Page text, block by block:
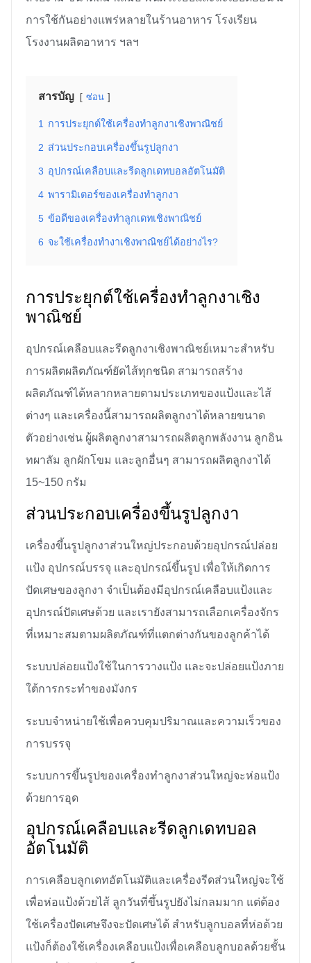
การใช้กันอย่างแพร่หลายในร้านอาหาร โรงเรียน
โรงงานผลิตอาหาร ฯลฯ
สารบัญ ซ่อน
1 การประยุกต์ใช้เครื่องทำลูกงาเชิงพาณิชย์
2 ส่วนประกอบเครื่องขึ้นรูปลูกงา
3 อุปกรณ์เคลือบและรีดลูกเดทบอลอัตโนมัติ
4 พารามิเตอร์ของเครื่องทำลูกงา
5 ข้อดีของเครื่องทำลูกเดทเชิงพาณิชย์
6 จะใช้เครื่องทำงาเชิงพาณิชย์ได้อย่างไร?
การประยุกต์ใช้เครื่องทำลูกงาเชิง
พาณิชย์
อุปกรณ์เคลือบและรีดลูกงาเชิงพาณิชย์เหมาะสำหรับ
การผลิตผลิตภัณฑ์ยัดไส้ทุกชนิด สามารถสร้าง
ผลิตภัณฑ์ได้หลากหลายตามประเภทของแป้งและไส้
ต่างๆ และเครื่องนี้สามารถผลิตลูกงาได้หลายขนาด
ตัวอย่างเช่น ผู้ผลิตลูกงาสามารถผลิตลูกพลังงาน ลูกอิน
ทผาลัม ลูกผักโขม และลูกอื่นๆ สามารถผลิตลูกงาได้
15~150 กรัม
ส่วนประกอบเครื่องขึ้นรูปลูกงา
เครื่องขึ้นรูปลูกงาส่วนใหญ่ประกอบด้วยอุปกรณ์ปล่อย
แป้ง อุปกรณ์บรรจุ และอุปกรณ์ขึ้นรูป เพื่อให้เกิดการ
ปัดเศษของลูกงา จำเป็นต้องมีอุปกรณ์เคลือบแป้งและ
อุปกรณ์ปัดเศษด้วย และเรายังสามารถเลือกเครื่องจักร
ที่เหมาะสมตามผลิตภัณฑ์ที่แตกต่างกันของลูกค้าได้
ระบบปล่อยแป้งใช้ในการวางแป้ง และจะปล่อยแป้งภาย
ใต้การกระทำของมังกร
ระบบจำหน่ายใช้เพื่อควบคุมปริมาณและความเร็วของ
การบรรจุ
ระบบการขึ้นรูปของเครื่องทำลูกงาส่วนใหญ่จะห่อแป้ง
ด้วยการอุด
อุปกรณ์เคลือบและรีดลูกเดทบอล
อัตโนมัติ
การเคลือบลูกเดทอัตโนมัติและเครื่องรีดส่วนใหญ่จะใช้
เพื่อห่อแป้งด้วยไส้ ลูกวันที่ขึ้นรูปยังไม่กลมมาก แต่ต้อง
ใช้เครื่องปัดเศษจึงจะปัดเศษได้ สำหรับลูกบอลที่ห่อด้วย
แป้งก็ต้องใช้เครื่องเคลือบแป้งเพื่อเคลือบลูกบอลด้วยชั้น